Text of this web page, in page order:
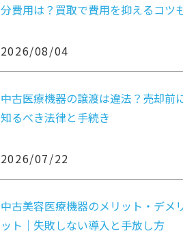
分費用は？買取で費用を抑えるコツ
2026/08/04
中古医療機器の譲渡は違法？売却前
知るべき法律と手続き
2026/07/22
中古美容医療機器のメリット・デメ
ット｜失敗しない導入と手放し方